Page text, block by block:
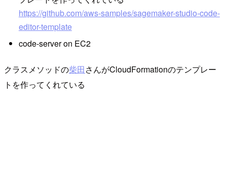
https://github.com/aws-samples/sagemaker-studio-code-
editor-template
code-server on EC2
クラスメソッドの柴田さんがCloudFormationのテンプレー
トを作ってくれている